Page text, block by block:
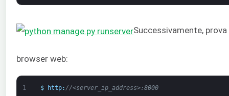
Successivamente,
browser web:
1 $ http: //<server_ip_address>:8000